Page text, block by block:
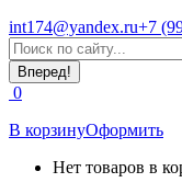
int174@yandex.ru+7
Страница
WhatsApp
открывается
в
новом
окне
Поиск:
0
В корзинуОформить
Нет товаров в